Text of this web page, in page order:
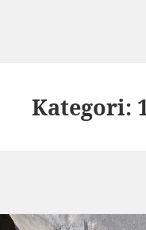
Kategori: